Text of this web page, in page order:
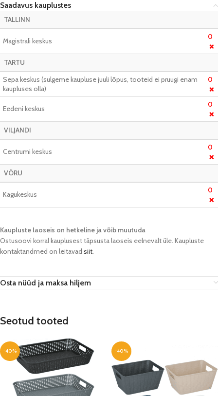
Saadavus kauplustes
TALLINN
Magistrali keskus 0
❌
TARTU
Sepa keskus (sulgeme kaupluse juuli lõpus, tooteid ei pruugi enam
kaupluses olla)
0
❌
Eedeni keskus 0
❌
VILJANDI
Centrumi keskus 0
❌
VÕRU
Kagukeskus 0
❌
Kaupluste laoseis on hetkeline ja võib muutuda​
Ostusoovi korral kauplusest täpsusta laoseis eelnevalt üle. Kaupluste
kontaktandmed on leitavad siit.
Osta nüüd ja maksa hiljem
Seotud tooted
-40% -40%